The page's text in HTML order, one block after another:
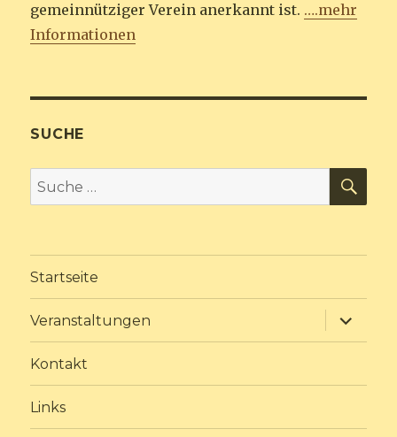
gemeinnütziger Verein anerkannt ist. ….mehr
Informationen
SUCHE
Suche
nach:
Startseite
Veranstaltungen
Kontakt
Links